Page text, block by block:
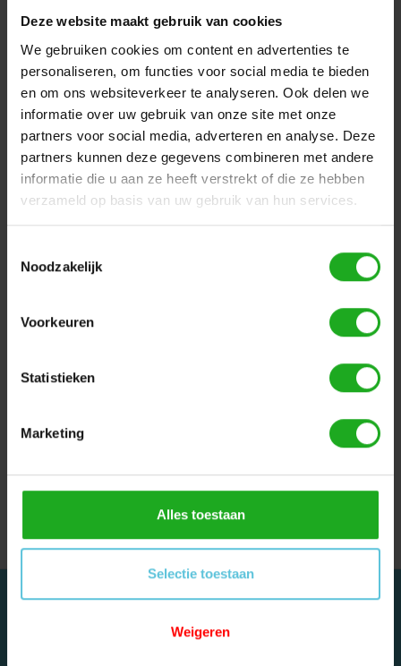
Deze website maakt gebruik van cookies
We gebruiken cookies om content en advertenties te
personaliseren, om functies voor social media te bieden
en om ons websiteverkeer te analyseren. Ook delen we
informatie over uw gebruik van onze site met onze
partners voor social media, adverteren en analyse. Deze
partners kunnen deze gegevens combineren met andere
informatie die u aan ze heeft verstrekt of die ze hebben
verzameld op basis van uw gebruik van hun services.
Noodzakelijk
Voorkeuren
Statistieken
Marketing
Alles toestaan
Selectie toestaan
Weigeren
9995009
Deze printplaat bevind zich in de motor van de robot. De
garantie vervalt op het moment dat de motor door
amateurs wordt open gemaakt, dus valt uw robot nog in
de garantie? Laat hem dan door een erkend bedrijf
repareren.